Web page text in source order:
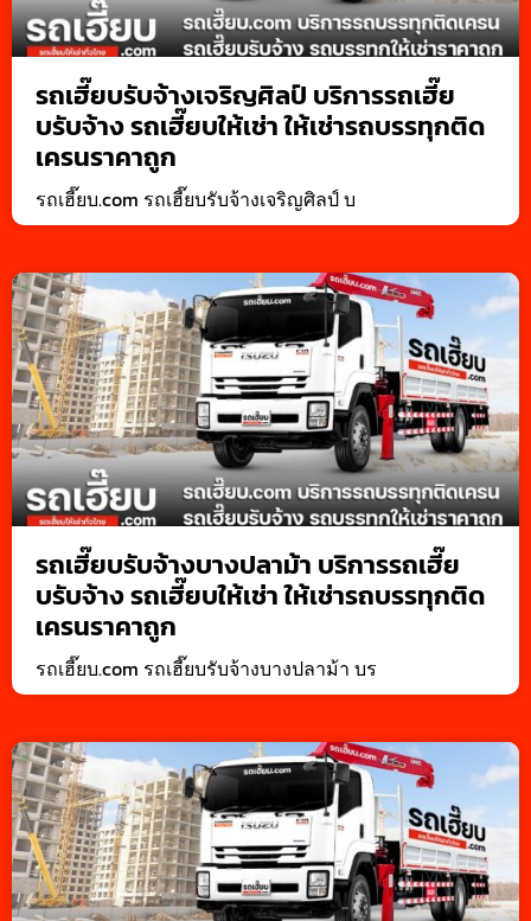
รถเฮี๊ยบรับจ้างเจริญศิลป์ บริการรถเฮี๊ย
บรับจ้าง รถเฮี๊ยบให้เช่า ให้เช่ารถบรรทุกติด
เครนราคาถูก
รถเฮี๊ยบ.com รถเฮี๊ยบรับจ้างเจริญศิลป์ บ
รถเฮี๊ยบรับจ้างบางปลาม้า บริการรถเฮี๊ย
บรับจ้าง รถเฮี๊ยบให้เช่า ให้เช่ารถบรรทุกติด
เครนราคาถูก
รถเฮี๊ยบ.com รถเฮี๊ยบรับจ้างบางปลาม้า บร